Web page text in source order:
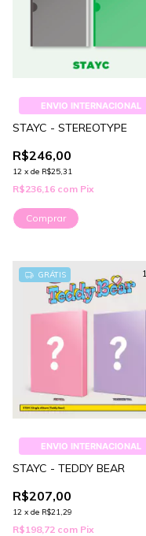
ENVIO INTERNACIONAL
STAYC - STEREOTYPE
R$246,00
12 x de R$25,31
R$236,16 com Pix
Comprar
1
GRÁTIS
ENVIO INTERNACIONAL
STAYC - TEDDY BEAR
R$207,00
12 x de R$21,29
R$198,72 com Pix